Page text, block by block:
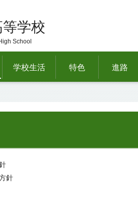
学校
School
学校生活 特色 進路
針